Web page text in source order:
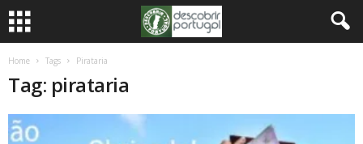
Home Tags Pirataria
Tag: pirataria